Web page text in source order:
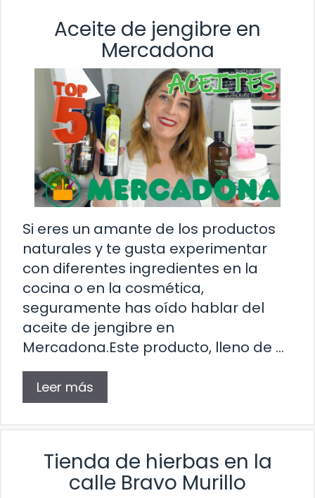
Aceite de jengibre en
Mercadona
Si eres un amante de los productos
naturales y te gusta experimentar
con diferentes ingredientes en la
cocina o en la cosmética,
seguramente has oído hablar del
aceite de jengibre en
Mercadona.Este producto, lleno de …
Leer más
Tienda de hierbas en la
calle Bravo Murillo